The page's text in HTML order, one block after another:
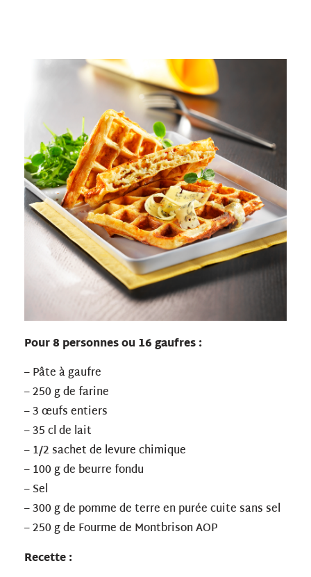
Pour 8 personnes ou 16 gaufres :
– Pâte à gaufre
– 250 g de farine
– 3 œufs entiers
– 35 cl de lait
– 1/2 sachet de levure chimique
– 100 g de beurre fondu
– Sel
– 300 g de pomme de terre en purée cuite sans sel
– 250 g de Fourme de Montbrison AOP
Recette :